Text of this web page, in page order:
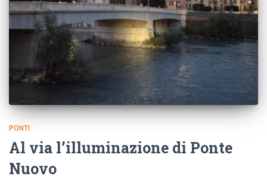
PONTI
Al via l’illuminazione di Ponte
Nuovo